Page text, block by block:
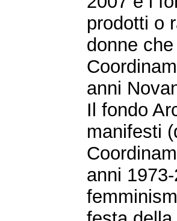
prodotti o
donne
anni
Il fondo
manifesti
anni